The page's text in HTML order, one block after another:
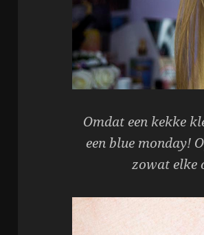
Omdat een kekke
een blue monday!
zowat elke